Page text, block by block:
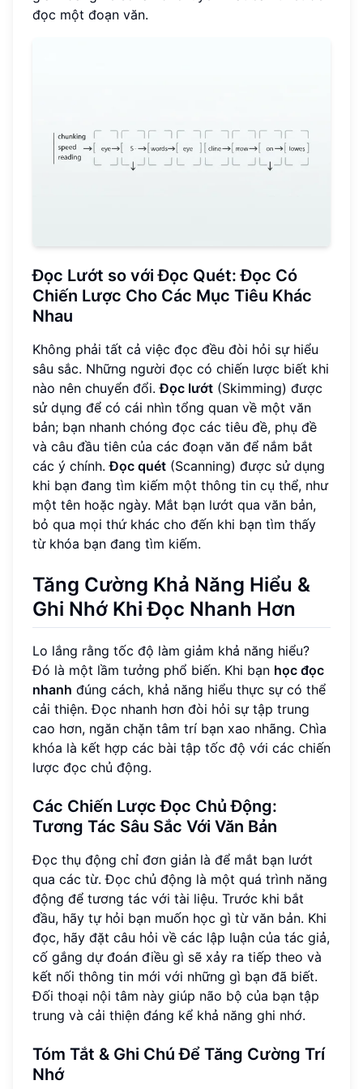
đọc một đoạn văn.
Đọc Lướt so với Đọc Quét: Đọc Có
Chiến Lược Cho Các Mục Tiêu Khác
Nhau
Không phải tất cả việc đọc đều đòi hỏi sự hiểu
sâu sắc. Những người đọc có chiến lược biết khi
nào nên chuyển đổi.Đọc lướt (Skimming) được
sử dụng để có cái nhìn tổng quan về một văn
bản; bạn nhanh chóng đọc các tiêu đề, phụ đề
và câu đầu tiên của các đoạn văn để nắm bắt
các ý chính.Đọc quét (Scanning) được sử dụng
khi bạn đang tìm kiếm một thông tin cụ thể, như
một tên hoặc ngày. Mắt bạn lướt qua văn bản,
bỏ qua mọi thứ khác cho đến khi bạn tìm thấy
từ khóa bạn đang tìm kiếm.
Tăng Cường Khả Năng Hiểu &
Ghi Nhớ Khi Đọc Nhanh Hơn
Lo lắng rằng tốc độ làm giảm khả năng hiểu?
Đó là một lầm tưởng phổ biến. Khi bạn học đọc
nhanh đúng cách, khả năng hiểu thực sự có thể
cải thiện. Đọc nhanh hơn đòi hỏi sự tập trung
cao hơn, ngăn chặn tâm trí bạn xao nhãng. Chìa
khóa là kết hợp các bài tập tốc độ với các chiến
lược đọc chủ động.
Các Chiến Lược Đọc Chủ Động:
Tương Tác Sâu Sắc Với Văn Bản
Đọc thụ động chỉ đơn giản là để mắt bạn lướt
qua các từ. Đọc chủ động là một quá trình năng
động để tương tác với tài liệu. Trước khi bắt
đầu, hãy tự hỏi bạn muốn học gì từ văn bản. Khi
đọc, hãy đặt câu hỏi về các lập luận của tác giả,
cố gắng dự đoán điều gì sẽ xảy ra tiếp theo và
kết nối thông tin mới với những gì bạn đã biết.
Đối thoại nội tâm này giúp não bộ của bạn tập
trung và cải thiện đáng kể khả năng ghi nhớ.
Tóm Tắt & Ghi Chú Để Tăng Cường Trí
Nhớ